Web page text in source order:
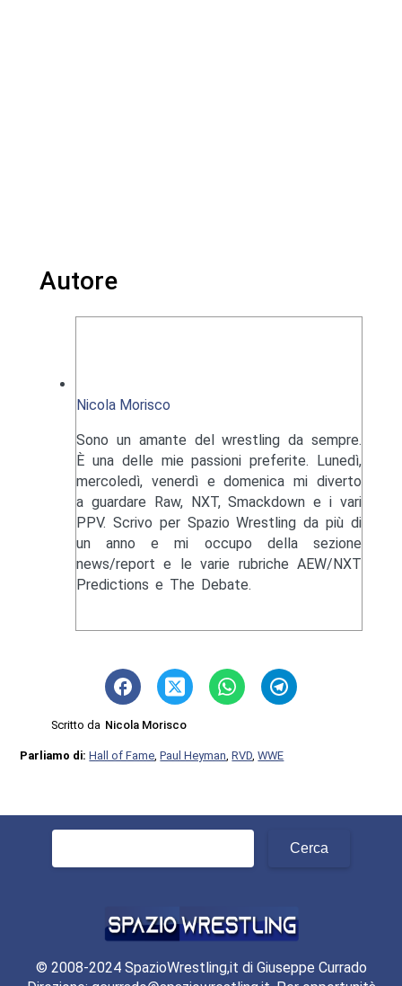
Autore
Nicola Morisco
Sono un amante del wrestling da sempre.
È una delle mie passioni preferite. Lunedì,
mercoledì, venerdì e domenica mi diverto
a guardare Raw, NXT, Smackdown e i vari
PPV. Scrivo per Spazio Wrestling da più di
un anno e mi occupo della sezione
news/report e le varie rubriche AEW/NXT
Predictions e The Debate.
Scritto da Nicola Morisco
Parliamo di:Hall of Fame,Paul Heyman,RVD,WWE
Ricerca
© 2008-2024 SpazioWrestling,it di Giuseppe Currado